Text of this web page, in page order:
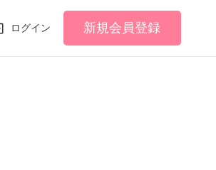
ログイン 新規会員登録